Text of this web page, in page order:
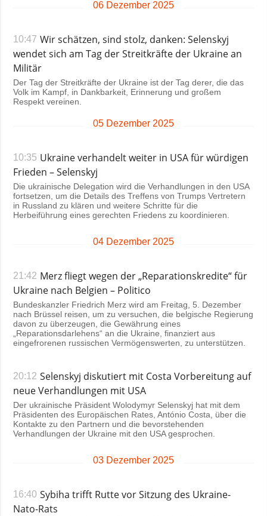
06 Dezember 2025
10:47 Wir schätzen, sind stolz, danken: Selenskyj
wendet sich am Tag der Streitkräfte der Ukraine an
Militär
Der Tag der Streitkräfte der Ukraine ist der Tag derer, die das
Volk im Kampf, in Dankbarkeit, Erinnerung und großem
Respekt vereinen.
05 Dezember 2025
10:35 Ukraine verhandelt weiter in USA für würdigen
Frieden – Selenskyj
Die ukrainische Delegation wird die Verhandlungen in den USA
fortsetzen, um die Details des Treffens von Trumps Vertretern
in Russland zu klären und weitere Schritte für die
Herbeiführung eines gerechten Friedens zu koordinieren.
04 Dezember 2025
21:42 Merz fliegt wegen der „Reparationskredite“ für
Ukraine nach Belgien – Politico
Bundeskanzler Friedrich Merz wird am Freitag, 5. Dezember
nach Brüssel reisen, um zu versuchen, die belgische Regierung
davon zu überzeugen, die Gewährung eines
„Reparationsdarlehens“ an die Ukraine, finanziert aus
eingefrorenen russischen Vermögenswerten, zu unterstützen.
20:12 Selenskyj diskutiert mit Costa Vorbereitung auf
neue Verhandlungen mit USA
Der ukrainische Präsident Wolodymyr Selenskyj hat mit dem
Präsidenten des Europäischen Rates, António Costa, über die
Kontakte zu den Partnern und die bevorstehenden
Verhandlungen der Ukraine mit den USA gesprochen.
03 Dezember 2025
16:40 Sybiha trifft Rutte vor Sitzung des Ukraine-
Nato-Rats